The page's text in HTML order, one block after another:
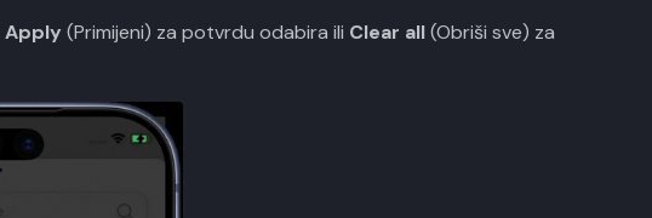
Apply (Primijeni) za potvrdu odabira ili Clear all(Obriši sve) za